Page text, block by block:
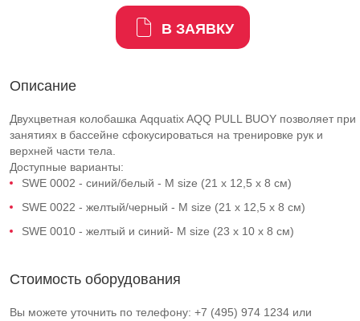
В ЗАЯВКУ
Описание
Двухцветная колобашка Aqquatix AQQ PULL BUOY позволяет при
занятиях в бассейне сфокусироваться на тренировке рук и
верхней части тела.
Доступные варианты:
SWE 0002 - синий/белый - M size (21 x 12,5 x 8 см)
SWE 0022 - желтый/черный - M size (21 x 12,5 x 8 см)
SWE 0010 - желтый и синий- M size (23 x 10 x 8 см)
Стоимость оборудования
Вы можете уточнить по телефону: +7 (495) 974 1234 или